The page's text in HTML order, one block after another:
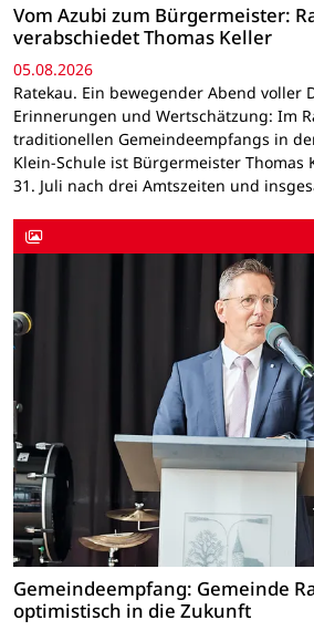
Vom Azubi zum Bürgermeister:
verabschiedet Thomas Keller
05.08.2026
Ratekau. Ein bewegender Abend voller
Erinnerungen und Wertschätzung: Im
traditionellen Gemeindeempfangs in
Klein-Schule ist Bürgermeister Thomas
31. Juli nach drei Amtszeiten und
Gemeindeempfang: Gemeinde
optimistisch in die Zukunft